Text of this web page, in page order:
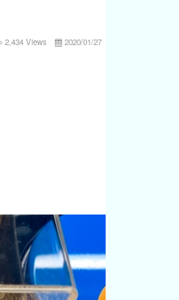
2,434 Views 2020/01/27